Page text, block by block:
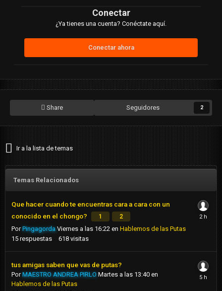
Conectar
¿Ya tienes una cuenta? Conéctate aquí.
Conectar ahora
Share Seguidores 2
Ir a la lista de temas
Temas Relacionados
Que hacer cuando te encuentras cara a cara con un
conocido en el chongo?
1 2
PorPingagorda Viernes a las 16:22 en Hablemos de las Putas
15 respuestas 618 visitas
tus amigas saben que vas de putas?
PorMAESTRO ANDREA PIRLO Martes a las 13:40 en
Hablemos de las Putas